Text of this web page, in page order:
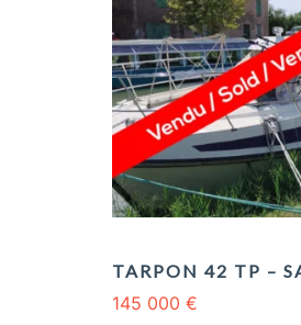
TARPON 42 TP –
145 000 €